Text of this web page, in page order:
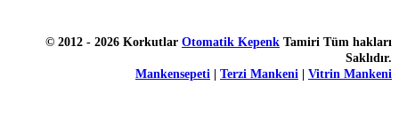
© 2012 - 2026 Korkutlar Otomatik Kepenk Tamiri Tüm hakları
Saklıdır.
Mankensepeti
Terzi Mankeni Vitrin Mankeni